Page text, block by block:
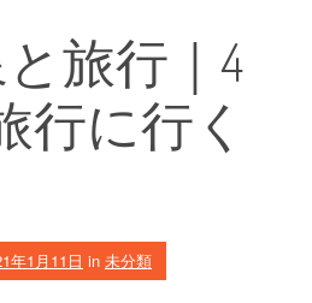
旅行｜4
行に行く
年1月11日 in 未分類